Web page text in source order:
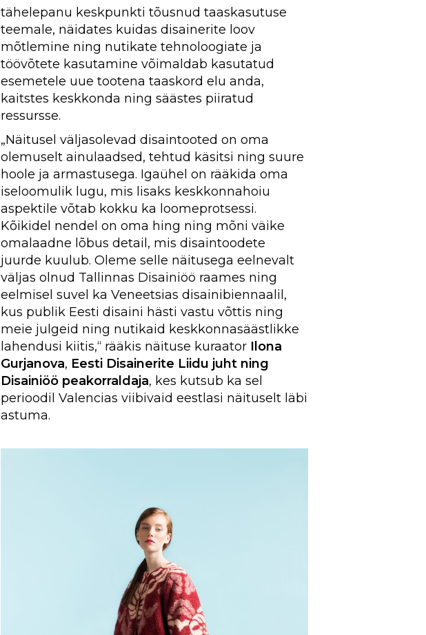
tähelepanu keskpunkti tõusnud taaskasutuse
teemale, näidates kuidas disainerite loov
mõtlemine ning nutikate tehnoloogiate ja
töövõtete kasutamine võimaldab kasutatud
esemetele uue tootena taaskord elu anda,
kaitstes keskkonda ning säästes piiratud
ressursse.
„Näitusel väljasolevad disaintooted on oma
olemuselt ainulaadsed, tehtud käsitsi ning suure
hoole ja armastusega. Igaühel on rääkida oma
iseloomulik lugu, mis lisaks keskkonnahoiu
aspektile võtab kokku ka loomeprotsessi.
Kõikidel nendel on oma hing ning mõni väike
omalaadne lõbus detail, mis disaintoodete
juurde kuulub. Oleme selle näitusega eelnevalt
väljas olnud Tallinnas Disainiöö raames ning
eelmisel suvel ka Veneetsias disainibiennaalil,
kus publik Eesti disaini hästi vastu võttis ning
meie julgeid ning nutikaid keskkonnasäästlikke
lahendusi kiitis,“ rääkis näituse kuraator Ilona
Gurjanova, Eesti Disainerite Liidu juht ning
Disainiöö peakorraldaja, kes kutsub ka sel
perioodil Valencias viibivaid eestlasi näituselt läbi
astuma.